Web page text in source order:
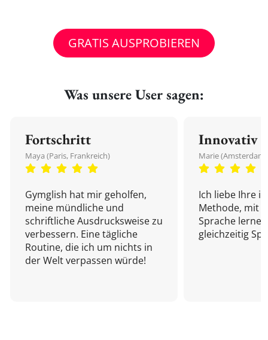
GRATIS AUSPROBIEREN
Was unsere User sagen:
Fortschritt
Maya (Paris, Frankreich)
Gymglish hat mir geholfen,
meine mündliche und
schriftliche Ausdrucksweise zu
verbessern. Eine tägliche
Routine, die ich um nichts in
der Welt verpassen würde!
Innovativ
Marie
Ich liebe Ihre
Methode, mit
Sprache
gleichzeitig